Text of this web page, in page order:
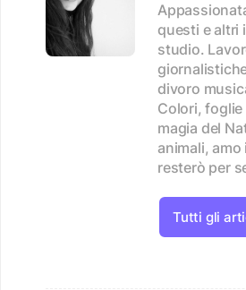
questi e altri
studio.
divoro
Colori, foglie
magia del
animali,
resterò per
Tutti gli